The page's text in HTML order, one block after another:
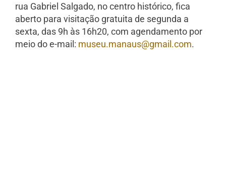
rua Gabriel Salgado, no centro histórico, fica
aberto para visitação gratuita de segunda a
sexta, das 9h às 16h20, com agendamento por
meio do e-mail: museu.manaus@gmail.com.